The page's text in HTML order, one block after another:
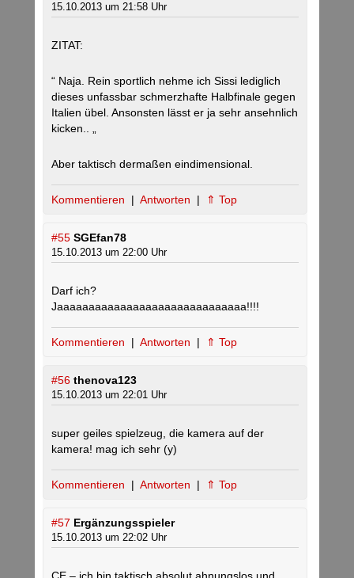
15.10.2013 um 21:58 Uhr
ZITAT:
“ Naja. Rein sportlich nehme ich Sissi lediglich
dieses unfassbar schmerzhafte Halbfinale gegen
Italien übel. Ansonsten lässt er ja sehr ansehnlich
kicken.. „
Aber taktisch dermaßen eindimensional.
Kommentieren | Antworten | ⇑ Top
#55 SGEfan78
15.10.2013 um 22:00 Uhr
Darf ich?
Jaaaaaaaaaaaaaaaaaaaaaaaaaaaaaa!!!!
Kommentieren | Antworten | ⇑ Top
#56 thenova123
15.10.2013 um 22:01 Uhr
super geiles spielzeug, die kamera auf der
kamera! mag ich sehr (y)
Kommentieren | Antworten | ⇑ Top
#57 Ergänzungsspieler
15.10.2013 um 22:02 Uhr